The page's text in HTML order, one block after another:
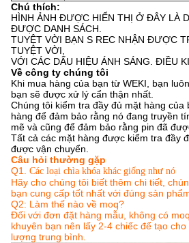
Chú thích:
HÌNH ẢNH ĐƯỢC HIỂN THỊ Ở ĐÂY LÀ
ĐƯỢC DANH SÁCH.
TUYỆT VỜI BẠN S REC NHẬN ĐƯỢC
TUYỆT VỜI,
VỚI CÁC DẤU HIỆU ÁNH SÁNG. ĐIỀU
Về công ty chúng tôi
Khi mua hàng của bạn từ WEKI, bạn
bạn sẽ được xử lý cẩn thận nhất.
Chúng tôi kiểm tra đầy đủ mặt hàng
hàng để đảm bảo rằng nó đang truyền
mẽ và cũng để đảm bảo rằng pin đã
Tất cả các mặt hàng được kiểm tra đầy
được vận chuyển.
Câu hỏi thường gặp
Q1.
Các loại chìa khóa khác giống như nó
Hãy cho chúng tôi biết thêm chi tiết,
bạn cung cấp tốt nhất với đúng sản
Q2: Làm thế nào về moq?
Đối với đơn đặt hàng mẫu, không có moq.
khuyên bạn nên lấy 2-4 chiếc để tạo
lượng trung bình.